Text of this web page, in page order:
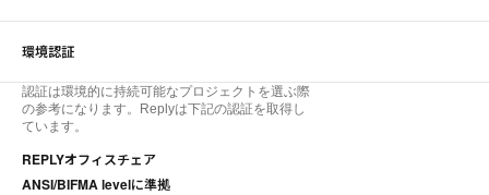
環境認証
認証は環境的に持続可能なプロジェクトを選ぶ際
の参考になります。Replyは下記の認証を取得し
ています。
REPLYオフィスチェア
ANSI/BIFMA levelに準拠